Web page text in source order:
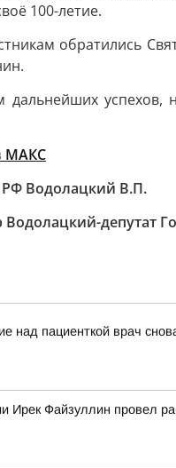
100-летие.
обратились
успехов,
МАКС
РФ Водолацкий В.П.
депутат
над пациенткой врач
Ирек Файзуллин провел